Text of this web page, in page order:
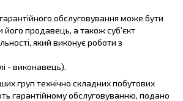
обслуговування може бути
його продавець, а також суб'єкт
який виконує роботи з
- виконавець).
груп технічно складних побутових
гарантійному обслуговуванню, подано